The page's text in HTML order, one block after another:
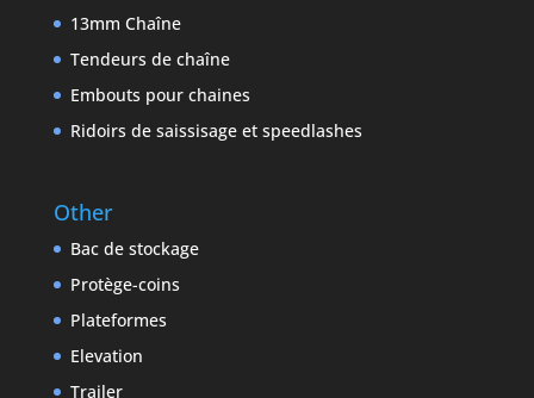
13mm Chaîne
Tendeurs de chaîne
Embouts pour chaines
Ridoirs de saissisage et speedlashes
Other
Bac de stockage
Protège-coins
Plateformes
Elevation
Trailer